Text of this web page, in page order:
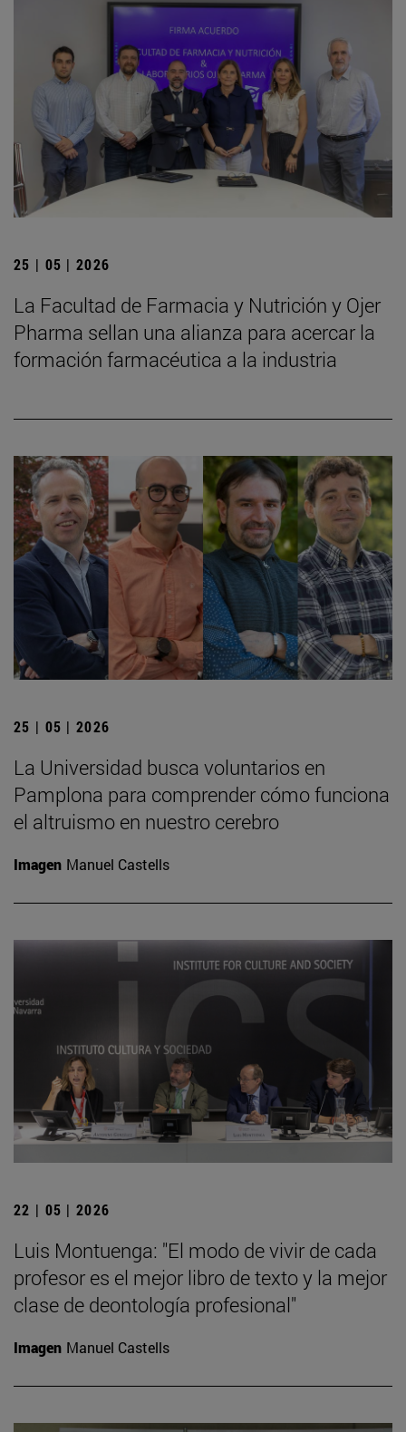
25 | 05 | 2026
La Facultad de Farmacia y Nutrición y Ojer
Pharma sellan una alianza para acercar la
formación farmacéutica a la industria
25 | 05 | 2026
La Universidad busca voluntarios en
Pamplona para comprender cómo funciona
el altruismo en nuestro cerebro
Imagen Manuel Castells
22 | 05 | 2026
Luis Montuenga: "El modo de vivir de cada
profesor es el mejor libro de texto y la mejor
clase de deontología profesional"
Imagen Manuel Castells